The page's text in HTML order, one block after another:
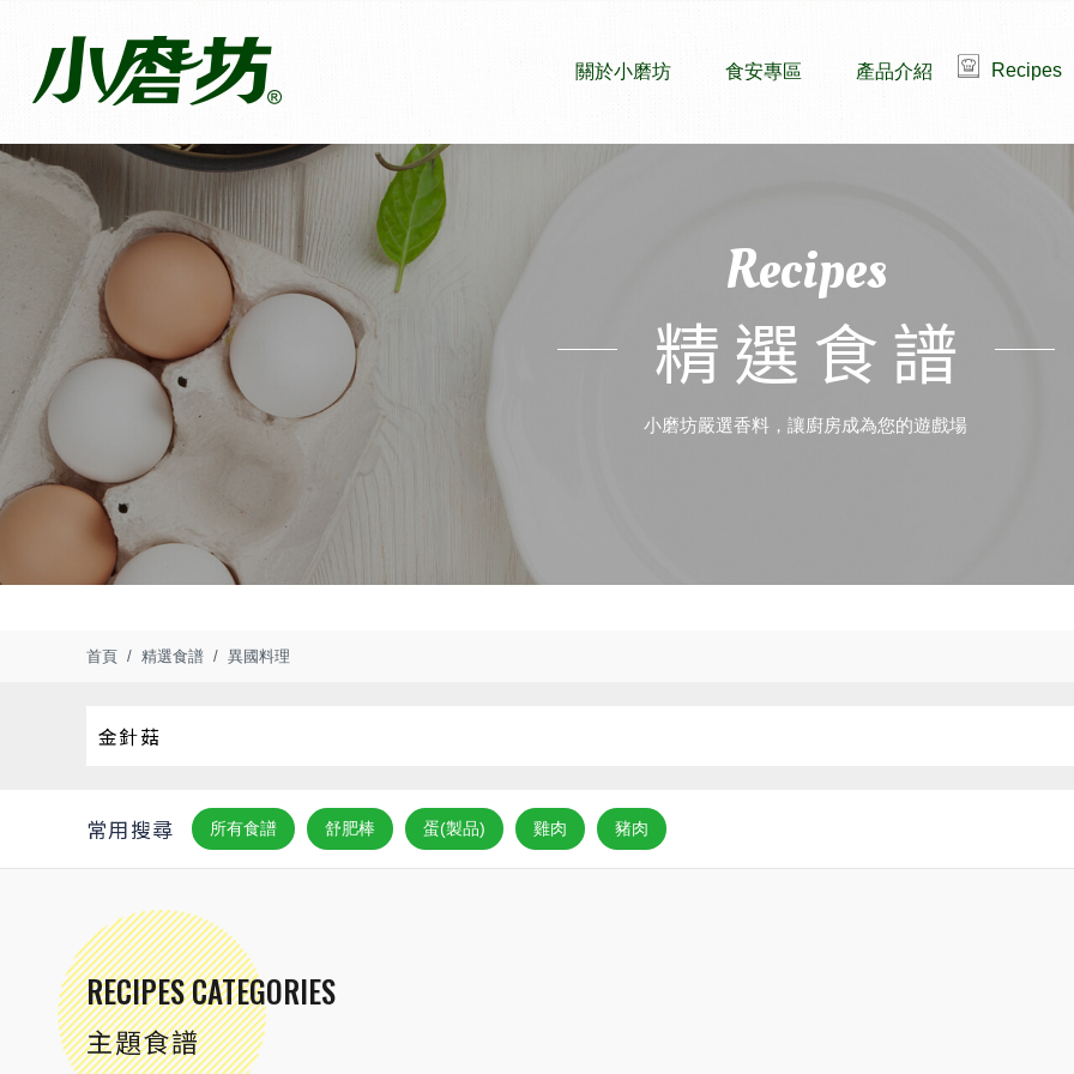
關於小磨坊 食安專區 產品介紹 Recipes
Recipes
精選食譜
小磨坊嚴選香料，讓廚房成為您的遊戲場
首頁 精選食譜 異國料理
常用搜尋 所有食譜 舒肥棒 蛋(製品) 雞肉 豬肉
RECIPES CATEGORIES
主題食譜